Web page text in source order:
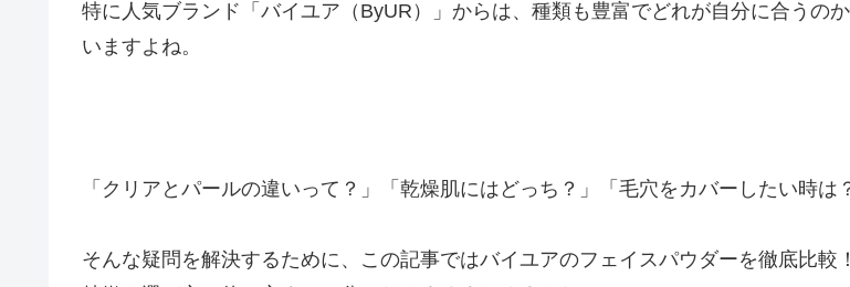
特に人気ブランド「バイユア（ByUR）」からは、種類も豊富でどれが自分に合うの
いますよね。
「クリアとパールの違いって？」「乾燥肌にはどっち？」「毛穴をカバーしたい時
そんな疑問を解決するために、この記事ではバイユアのフェイスパウダーを徹底比較